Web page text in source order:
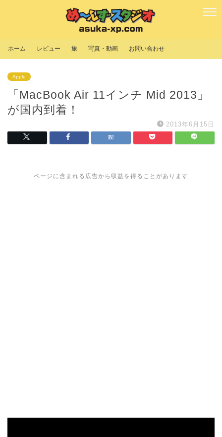
ホーム レビュー 旅 写真・動画 お問い合わせ
Apple
「MacBook Air 11インチ Mid 2013」
が国内到着！
2013年6月15日
ページに含まれる広告から収益を得ることがあります